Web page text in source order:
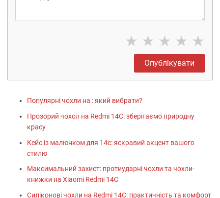
★ ★ ★ ★ ★
Опублікувати
Популярні чохли на : який вибрати?
Прозорий чохол на Redmi 14C: зберігаємо природну
красу
Кейс із малюнком для 14с: яскравий акцент вашого
стилю
Максимальний захист: протиударні чохли та чохли-
книжки на Xiaomi Redmi 14C
Силіконові чохли на Redmi 14C: практичність та комфорт